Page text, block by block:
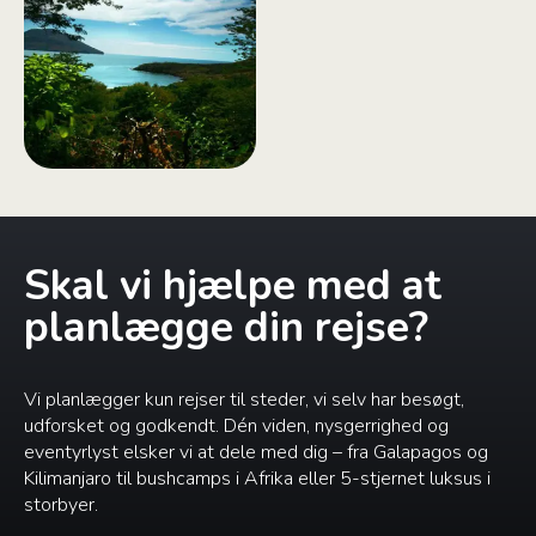
Skal vi hjælpe med at
planlægge din rejse?
Vi planlægger kun rejser til steder, vi selv har besøgt,
udforsket og godkendt. Dén viden, nysgerrighed og
eventyrlyst elsker vi at dele med dig – fra Galapagos og
Kilimanjaro til bushcamps i Afrika eller 5-stjernet luksus i
storbyer.